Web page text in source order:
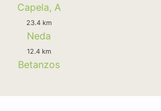
Capela, A
23.4 km
Neda
12.4 km
Betanzos